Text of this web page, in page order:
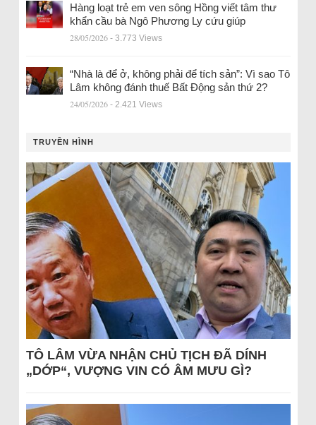
Hàng loạt trẻ em ven sông Hồng viết tâm thư
khẩn cầu bà Ngô Phương Ly cứu giúp
28/05/2026 - 3.773 Views
“Nhà là để ở, không phải để tích sản”: Vì sao Tô
Lâm không đánh thuế Bất Động sản thứ 2?
24/05/2026 - 2.421 Views
TRUYỀN HÌNH
TÔ LÂM VỪA NHẬN CHỦ TỊCH ĐÃ DÍNH
„DỚP“, VƯỢNG VIN CÓ ÂM MƯU GÌ?